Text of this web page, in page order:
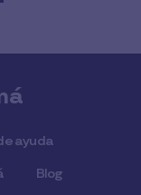
ayuda
Blog